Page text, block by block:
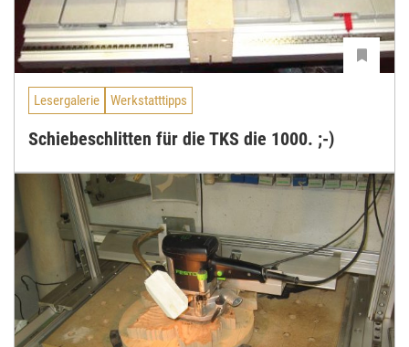
Lesergalerie Werkstatttipps
Schiebeschlitten für die TKS die 1000. ;-)